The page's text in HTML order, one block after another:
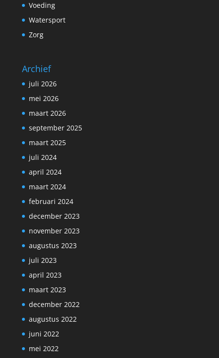
Voeding
Watersport
Zorg
Archief
juli 2026
mei 2026
maart 2026
september 2025
maart 2025
juli 2024
april 2024
maart 2024
februari 2024
december 2023
november 2023
augustus 2023
juli 2023
april 2023
maart 2023
december 2022
augustus 2022
juni 2022
mei 2022